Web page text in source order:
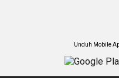
Unduh Mobile